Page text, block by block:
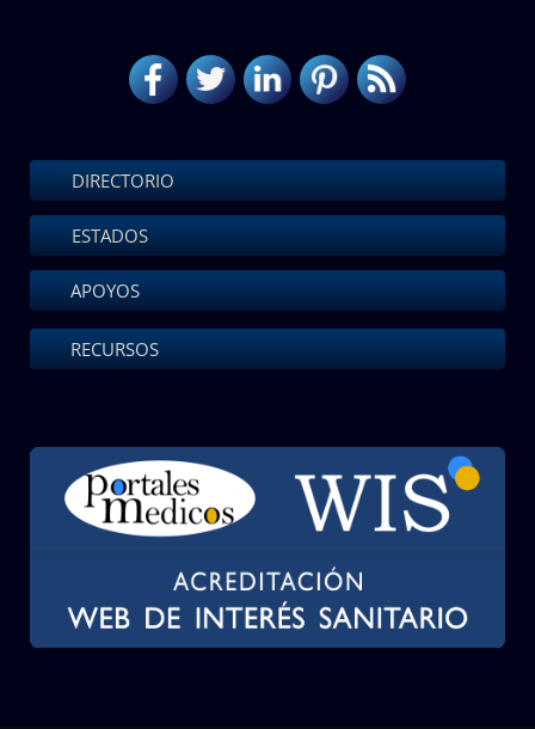
DIRECTORIO
ESTADOS
APOYOS
RECURSOS